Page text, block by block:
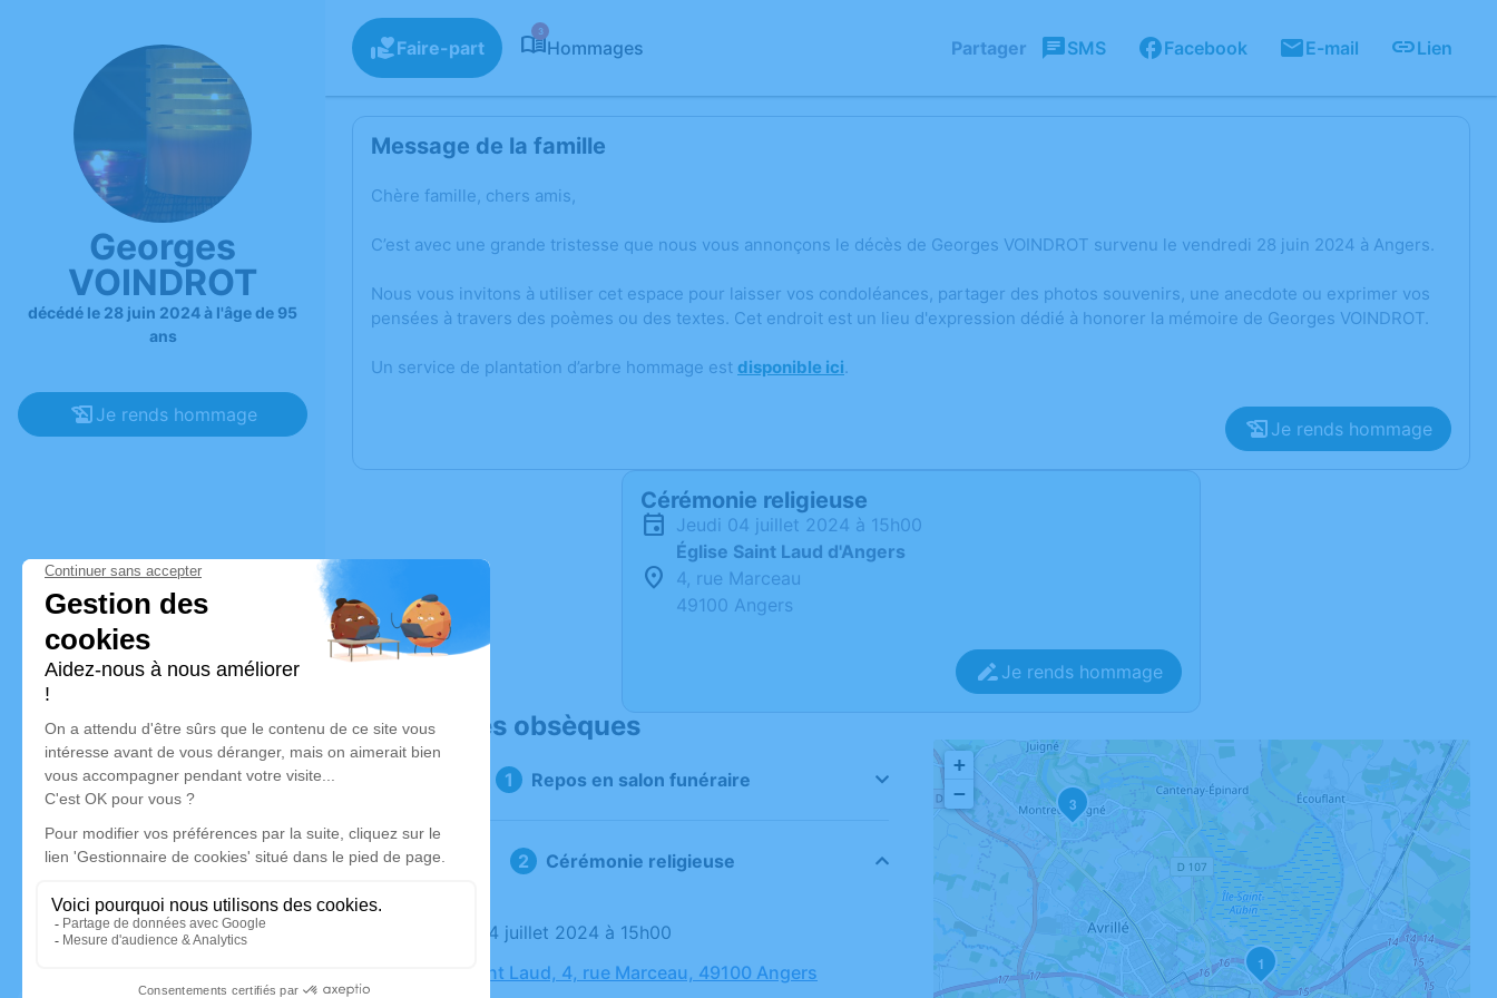
Georges
VOINDROT
décédé le 28 juin 2024 à l'âge de 95
ans
Je rends hommage
Faire-part
3
Hommages Partager SMS Facebook E-mail Lien
Message de la famille
Chère famille, chers amis,
C’est avec une grande tristesse que nous vous annonçons le décès de Georges VOINDROT survenu le vendredi 28 juin 2024 à Angers.
Nous vous invitons à utiliser cet espace pour laisser vos condoléances, partager des photos souvenirs, une anecdote ou exprimer vos
pensées à travers des poèmes ou des textes. Cet endroit est un lieu d'expression dédié à honorer la mémoire de Georges VOINDROT.
Un service de plantation d’arbre hommage est disponible ici.
Je rends hommage
Cérémonie religieuse
jeudi 04 juillet 2024 à 15h00
Église Saint Laud d'Angers
4, rue Marceau
49100 Angers
Je rends hommage
Déroulé des obsèques
Repos en salon funéraire
Cérémonie religieuse
Le jeudi 04 juillet 2024 à 15h00
Église Saint Laud, 4, rue Marceau, 49100 Angers
1
3
+
−